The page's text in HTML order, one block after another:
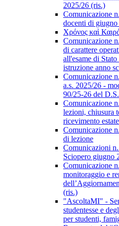
2025/26 (ris.)
Comunicazione
docenti di
Χρόνος καὶ
Comunicazione
di carattere
all'esame di
istruzione anno
Comunicazione
a.s. 2025/26 -
90/25-26 del
Comunicazione
lezioni, chiusura
ricevimento
Comunicazione
di lezione
Comunicazioni
Sciopero giugno
Comunicazione
monitoraggio e
(ris.)
"AscoltaMI" -
studentesse e
per studenti,